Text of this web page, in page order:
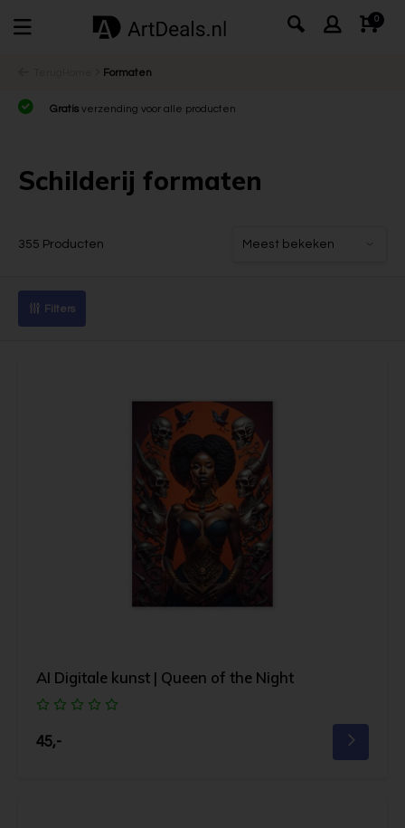
0
Formaten
Gratis verzending voor alle producten
Schilderij formaten
355 Producten
Filters
AI Digitale kunst | Queen of the Night
45,-